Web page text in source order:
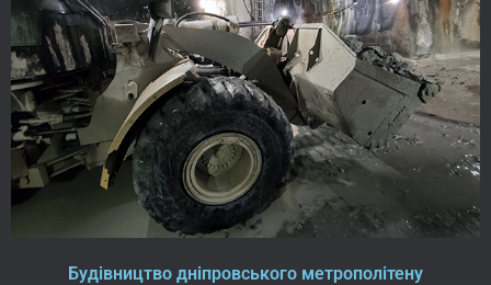
Будівництво дніпровського метрополітену